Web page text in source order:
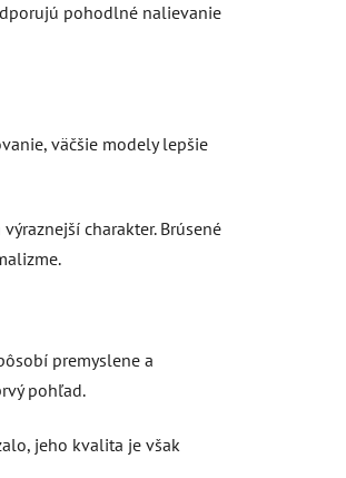
pohodlné nalievanie
väčšie modely lepšie
charakter. Brúsené
premyslene a
pohľad.
jeho kvalita je však